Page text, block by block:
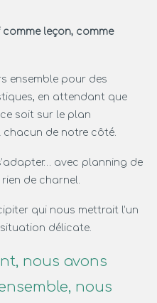
leçon, comme
ensemble pour des
en attendant que
soit sur le plan
de notre côté.
avec planning de
de charnel.
qui nous mettrait l’un
délicate.
nous avons
nous